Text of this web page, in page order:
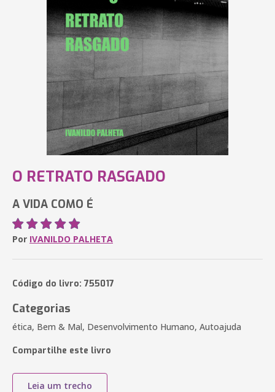
O RETRATO RASGADO
A VIDA COMO É
Por IVANILDO PALHETA
Código do livro: 755017
Categorias
ética, Bem & Mal, Desenvolvimento Humano, Autoajuda
Compartilhe este livro
Leia um trecho